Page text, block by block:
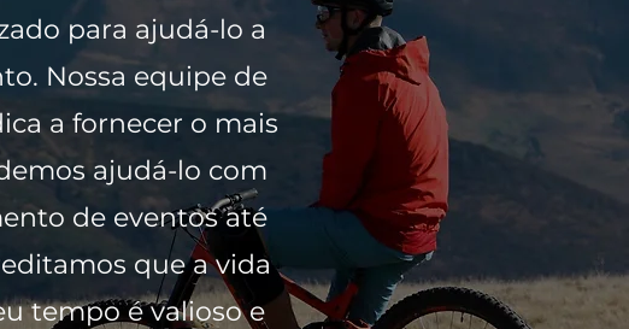
para ajudá-lo a
Nossa equipe de
a fornecer o mais
ajudá-lo com
de eventos até
que a vida
tempo é valioso e